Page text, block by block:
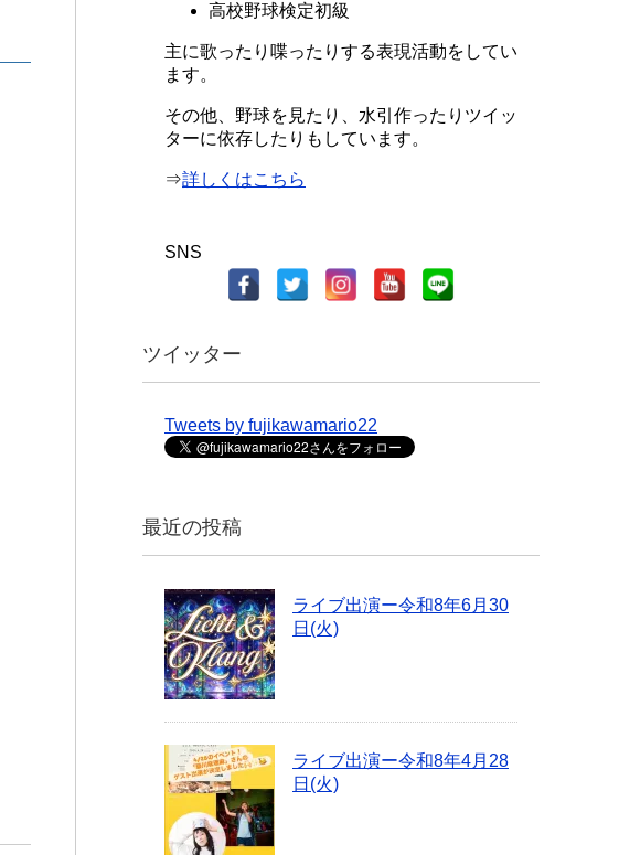
高校野球検定初級
主に歌ったり喋ったりする表現活動をしてい
ます。
その他、野球を見たり、水引作ったりツイッ
ターに依存したりもしています。
⇒詳しくはこちら
SNS
ツイッター
Tweets by fujikawamario22
最近の投稿
ライブ出演ー令和8年6月30
日(火)
ライブ出演ー令和8年4月28
日(火)